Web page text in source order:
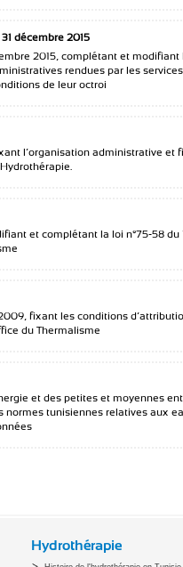
décembre 2015
2015, complétant et modifiant
rendues par les
de leur octroi
l’organisation administrative et
et complétant la loi n°75-58 du
fixant les conditions
du Thermalisme
et des petites et moyennes
tunisiennes relatives aux
Hydrothérapie